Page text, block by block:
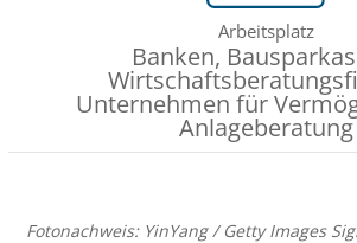
Arbeitsplatz
Banken,
Unternehmen für
Anlageberatung
Fotonachweis: YinYang / Getty Images